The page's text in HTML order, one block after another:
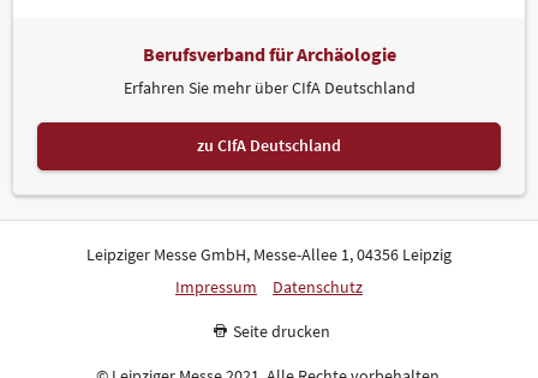
Berufsverband für Archäologie
Erfahren Sie mehr über CIfA Deutschland
zu CIfA Deutschland
Leipziger Messe GmbH, Messe-Allee 1, 04356 Leipzig
Impressum
Datenschutz
Seite drucken